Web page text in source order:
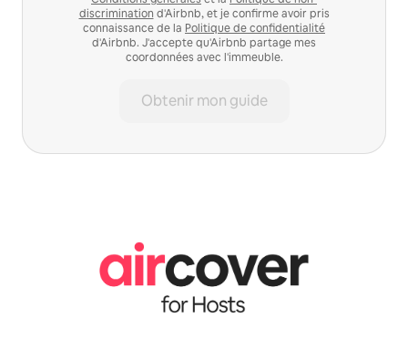
discrimination d'Airbnb, et je confirme avoir pris
connaissance de la Politique de confidentialité
d'Airbnb. J'accepte qu'Airbnb partage mes
coordonnées avec l'immeuble.
Obtenir mon guide